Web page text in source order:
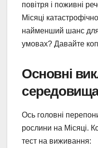
повітря і поживні
Місяці
найменший шанс для
умовах? Давайте
Основні
Ось головні
рослини на Місяці.
тест на виживання: